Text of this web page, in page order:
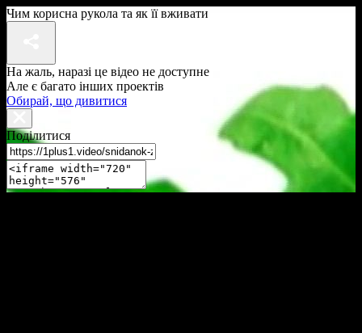
Чим корисна рукола та як її вживати
На жаль, наразі це відео не доступне
Але є багато інших проектів
Обирай, що дивитися
Поділитися